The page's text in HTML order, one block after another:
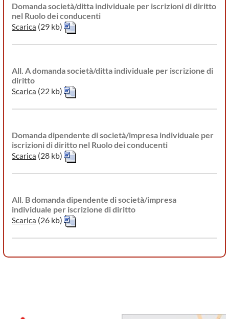
Domanda società/ditta individuale per iscrizioni di diritto
nel Ruolo dei conducenti
Scarica (29 kb)
All. A domanda società/ditta individuale per iscrizione di
diritto
Scarica (22 kb)
Domanda dipendente di società/impresa individuale per
iscrizioni di diritto nel Ruolo dei conducenti
Scarica (28 kb)
All. B domanda dipendente di società/impresa
individuale per iscrizione di diritto
Scarica (26 kb)